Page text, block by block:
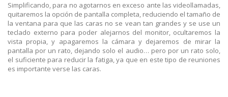
Simplificando, para no agotarnos en exceso ante las videollamadas,
quitaremos la opción de pantalla completa, reduciendo el tamaño de
la ventana para que las caras no se vean tan grandes y se use un
teclado externo para poder alejarnos del monitor, ocultaremos la
vista propia, y apagaremos la cámara y dejaremos de mirar la
pantalla por un rato, dejando solo el audio… pero por un rato solo,
el suficiente para reducir la fatiga, ya que en este tipo de reuniones
es importante verse las caras.